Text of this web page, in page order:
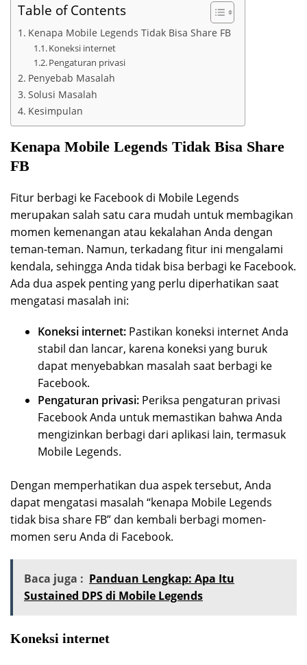
Table of Contents
Kenapa Mobile Legends Tidak Bisa Share FB
Koneksi internet
Pengaturan privasi
Penyebab Masalah
Solusi Masalah
Kesimpulan
Kenapa Mobile Legends Tidak Bisa Share
FB
Fitur berbagi ke Facebook di Mobile Legends
merupakan salah satu cara mudah untuk membagikan
momen kemenangan atau kekalahan Anda dengan
teman-teman. Namun, terkadang fitur ini mengalami
kendala, sehingga Anda tidak bisa berbagi ke Facebook.
Ada dua aspek penting yang perlu diperhatikan saat
mengatasi masalah ini:
Koneksi internet: Pastikan koneksi internet Anda
stabil dan lancar, karena koneksi yang buruk
dapat menyebabkan masalah saat berbagi ke
Facebook.
Pengaturan privasi: Periksa pengaturan privasi
Facebook Anda untuk memastikan bahwa Anda
mengizinkan berbagi dari aplikasi lain, termasuk
Mobile Legends.
Dengan memperhatikan dua aspek tersebut, Anda
dapat mengatasi masalah “kenapa Mobile Legends
tidak bisa share FB” dan kembali berbagi momen-
momen seru Anda di Facebook.
Baca juga : Panduan Lengkap: Apa Itu
Sustained DPS di Mobile Legends
Koneksi internet